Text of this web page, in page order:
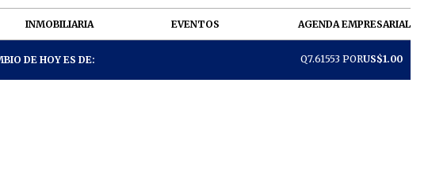
INMOBILIARIA EVENTOS AGENDA EMPRESARIAL
DE HOY ES DE: Q7.61553 PORUS$1.00